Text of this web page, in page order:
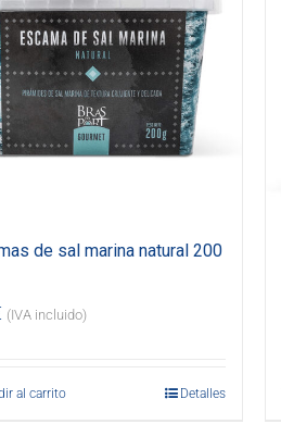
de sal marina natural 200
(IVA incluido)
al carrito Detalles